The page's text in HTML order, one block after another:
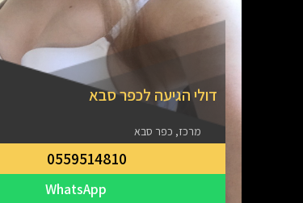
דולי הגיעה לכפר סבא
מרכז, כפר סבא
0559514810